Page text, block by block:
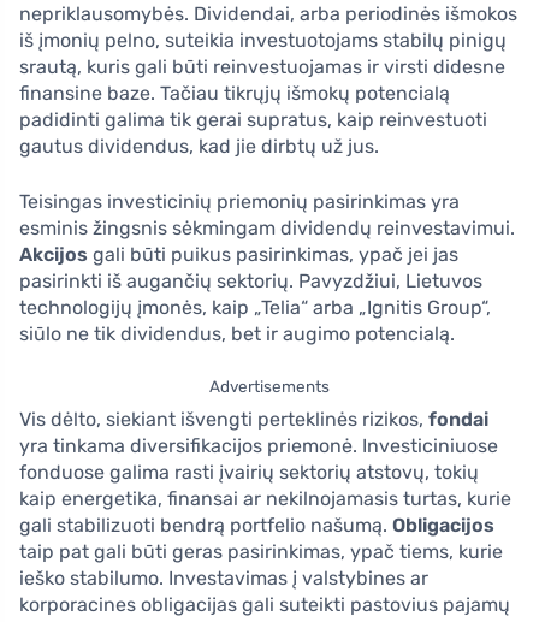
nepriklausomybės. Dividendai, arba periodinės išmokos
iš įmonių pelno, suteikia investuotojams stabilų pinigų
srautą, kuris gali būti reinvestuojamas ir virsti didesne
finansine baze. Tačiau tikrųjų išmokų potencialą
padidinti galima tik gerai supratus, kaip reinvestuoti
gautus dividendus, kad jie dirbtų už jus.
Teisingas investicinių priemonių pasirinkimas yra
esminis žingsnis sėkmingam dividendų reinvestavimui.
Akcijos gali būti puikus pasirinkimas, ypač jei jas
pasirinkti iš augančių sektorių. Pavyzdžiui, Lietuvos
technologijų įmonės, kaip „Telia“ arba „Ignitis Group“,
siūlo ne tik dividendus, bet ir augimo potencialą.
Advertisements
Vis dėlto, siekiant išvengti perteklinės rizikos, fondai
yra tinkama diversifikacijos priemonė. Investiciniuose
fonduose galima rasti įvairių sektorių atstovų, tokių
kaip energetika, finansai ar nekilnojamasis turtas, kurie
gali stabilizuoti bendrą portfelio našumą. Obligacijos
taip pat gali būti geras pasirinkimas, ypač tiems, kurie
ieško stabilumo. Investavimas į valstybines ar
korporacines obligacijas gali suteikti pastovius pajamų